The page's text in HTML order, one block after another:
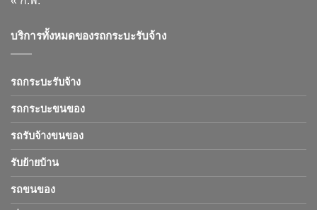
บริการทั้งหมดของรถกระบะรับจ้าง
รถกระบะรับจ้าง
รถกระบะขนของ
รถรับจ้างขนของ
รับย้ายบ้าน
รถขนของ